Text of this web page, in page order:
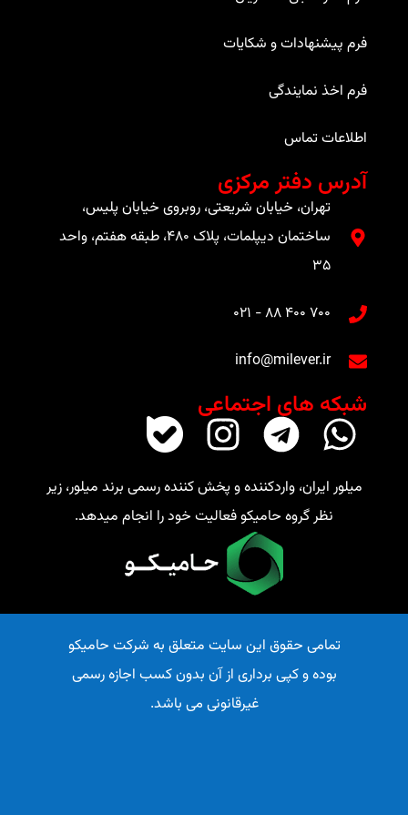
فرم پیشنهادات و شکایات
فرم اخذ نمایندگی
اطلاعات تماس
آدرس دفتر مرکزی
تهران، خیابان شریعتی، روبروی خیابان پلیس،
ساختمان دیپلمات، پلاک ۴۸۰، طبقه هفتم، واحد
۳۵
۷۰۰ ۴۰۰ ۸۸ - ۰۲۱​
info@milever.ir
شبکه های اجتماعی
میلور ایران، واردکننده و پخش کننده رسمی برند میلور، زیر
نظر گروه حامیکو فعالیت خود را انجام میدهد.
تمامی حقوق این سایت متعلق به شرکت حامیکو
بوده و کپی برداری از آن بدون کسب اجازه رسمی
غیرقانونی می باشد.